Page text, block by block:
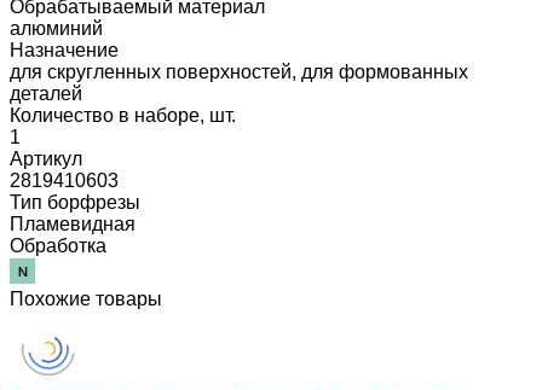
Обрабатываемый материал
алюминий
Назначение
для скругленных поверхностей, для формованных
деталей
Количество в наборе, шт.
1
Артикул
2819410603
Тип борфрезы
Пламевидная
Обработка
Похожие товары